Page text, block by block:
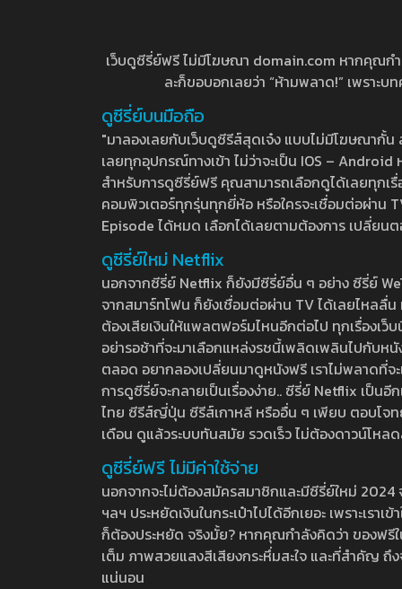
เว็บดูซีรี่ย์ฟรี ไม่มีโฆษณา domain.com หากคุณก
ละก็ขอบอกเลยว่า “ห้ามพลาด!” เพราะ
ดูซีรี่ย์บนมือถือ
"มาลองเลยกับเว็บดูซีรีส์สุดเจ๋ง แบบไม่มีโฆษณากั้
เลยทุกอุปกรณ์ทางเข้า ไม่ว่าจะเป็น IOS –
สำหรับการดูซีรี่ย์ฟรี คุณสามารถเลือกดูได้เลยทุกเ
คอมพิวเตอร์ทุกรุ่นทุกยี่ห้อ หรือใครจะเชื่อมต่อผ่าน
Episode ได้หมด เลือกได้เลยตามต้องการ เปลี่ยน
ดูซีรี่ย์ใหม่ Netflix
นอกจากซีรี่ย์ Netflix ก็ยังมีซีรี่ย์อื่น ๆ อย่าง ซีรี่ย์
จากสมาร์ทโฟน ก็ยังเชื่อมต่อผ่าน TV ได้เลยไหลลื่
ต้องเสียเงินให้แพลตฟอร์มไหนอีกต่อไป ทุกเรื่องเว็
อย่ารอช้าที่จะมาเลือกแหล่งรชนี้เพลิดเพลินไปกับห
ตลอด อยากลองเปลี่ยนมาดูหนังฟรี เราไม่พลาดที่
การดูซีรี่ย์จะกลายเป็นเรื่องง่าย.. ซีรี่ย์ Netflix เป็น
ไทย ซีรีส์ญี่ปุ่น ซีรีส์เกาหลี หรืออื่น ๆ เพียบ ตอบโจท
เดือน ดูแล้วระบบทันสมัย รวดเร็ว ไม่ต้องดาวน์โห
ดูซีรี่ย์ฟรี ไม่มีค่าใช้จ่าย
นอกจากจะไม่ต้องสมัครสมาชิกและมีซีรี่ย์ใหม่
ฯลฯ ประหยัดเงินในกระเป๋าไปได้อีกเยอะ เพราะเร
ก็ต้องประหยัด จริงมั้ย? หากคุณกำลังคิดว่า ของฟ
เต็ม ภาพสวยแสงสีเสียงกระหึ่มสะใจ และที่สำคัญ
แน่นอน